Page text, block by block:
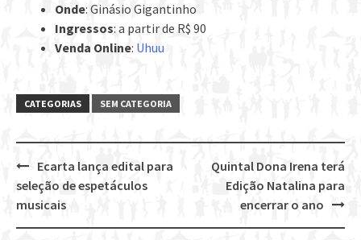
Onde: Ginásio Gigantinho
Ingressos: a partir de R$ 90
Venda Online: Uhuu
CATEGORIAS SEM CATEGORIA
Post
navigation
Quintal Dona Irena terá
Edição Natalina para
encerrar o ano
Ecarta lança edital para
seleção de espetáculos
musicais